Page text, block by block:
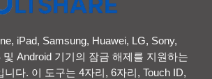
iPad, Samsung, Huawei, LG, Sony,
Android 기기의 잠금 해제를 지원하는
니다. 이 도구는 4자리, 6자리, Touch ID,